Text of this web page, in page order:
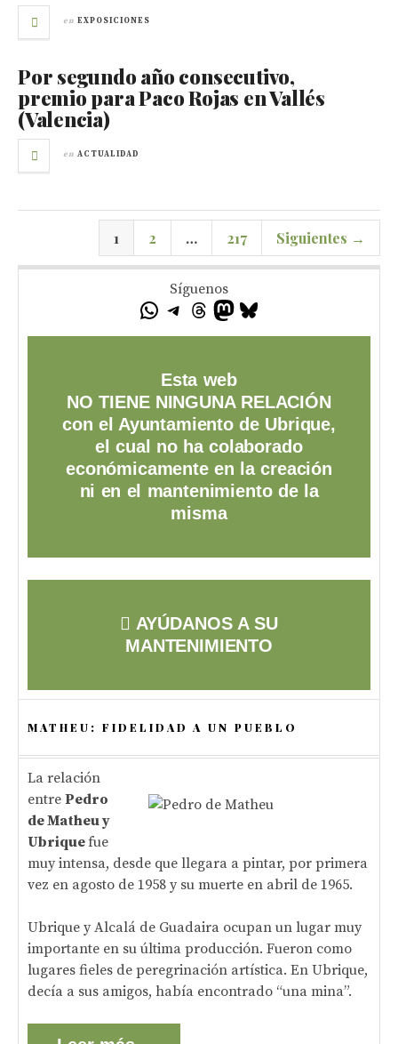
en EXPOSICIONES
Por segundo año consecutivo,
premio para Paco Rojas en Vallés
(Valencia)
en ACTUALIDAD
1 2 … 217 Siguientes →
Síguenos
Esta web
NO TIENE NINGUNA RELACIÓN
con el Ayuntamiento de Ubrique,
el cual no ha colaborado
económicamente en la creación
ni en el mantenimiento de la
misma
AYÚDANOS A SU
MANTENIMIENTO
MATHEU: FIDELIDAD A UN PUEBLO
La relación
entre Pedro
de Matheu y
Ubriquefue
muy intensa, desde que llegara a pintar, por primera
vez en agosto de 1958 y su muerte en abril de 1965.
Ubrique y Alcalá de Guadaira ocupan un lugar muy
importante en su última producción. Fueron como
lugares fieles de peregrinación artística. En Ubrique,
decía a sus amigos, había encontrado “una mina”.